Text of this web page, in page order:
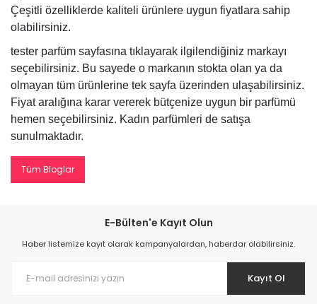
Çeşitli özelliklerde kaliteli ürünlere uygun fiyatlara sahip
olabilirsiniz.
tester parfüm sayfasına tıklayarak ilgilendiğiniz markayı
seçebilirsiniz. Bu sayede o markanın stokta olan ya da
olmayan tüm ürünlerine tek sayfa üzerinden ulaşabilirsiniz.
Fiyat aralığına karar vererek bütçenize uygun bir parfümü
hemen seçebilirsiniz. Kadın parfümleri de satışa
sunulmaktadır.
Tüm Bloglar
E-Bülten'e Kayıt Olun
Haber listemize kayıt olarak kampanyalardan, haberdar olabilirsiniz.
Kayıt Ol